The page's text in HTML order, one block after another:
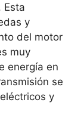
Esta
y
del motor
muy
energía en
se
y